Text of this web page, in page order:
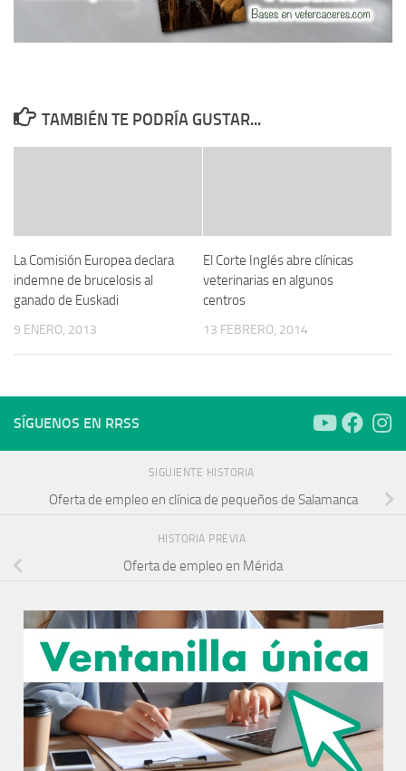
TAMBIÉN TE PODRÍA GUSTAR...
La Comisión Europea declara
indemne de brucelosis al
ganado de Euskadi
9 ENERO, 2013
El Corte Inglés abre clínicas
veterinarias en algunos
centros
13 FEBRERO, 2014
SÍGUENOS EN RRSS
SIGUIENTE HISTORIA
Oferta de empleo en clínica de pequeños de Salamanca
HISTORIA PREVIA
Oferta de empleo en Mérida